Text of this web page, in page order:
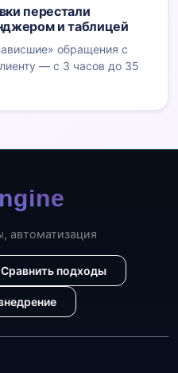
перестали
и таблицей
обращения с
— с 3 часов до 35
автоматизация
Сравнить подходы